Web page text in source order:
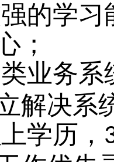
的学
；
业务系
解决系
学历，